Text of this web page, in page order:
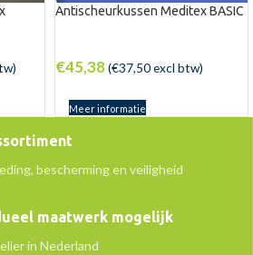
Antischeurkussen Meditex BASIC
€45,38(€37,50excl btw)
Meer informatie
bescherming en veiligheid
maatwerk mogelijk
in Nederland